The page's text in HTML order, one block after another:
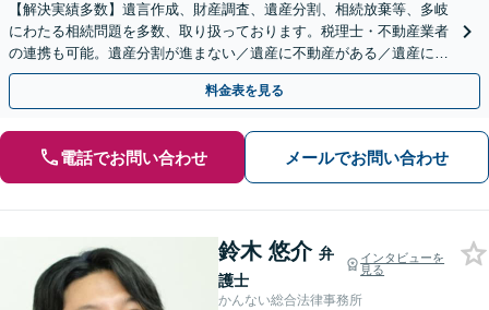
【解決実績多数】遺言作成、財産調査、遺産分割、相続放棄等、多岐
にわたる相続問題を多数、取り扱っております。税理士・不動産業者
の連携も可能。遺産分割が進まない／遺産に不動産がある／遺産に負
債がある（限定承認）等、相続のご相談はお任せください。
料金表を見る
電話でお問い合わせ メールでお問い合わせ
鈴木 悠介 弁
護士
インタビューを
見る
かんない総合法律事務所